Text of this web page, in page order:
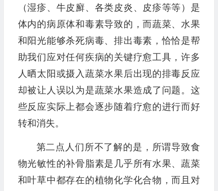
（湿疹、牛皮廯、各类皮炎、皮疹等等）是
体内的病原体和毒素导致的，而蔬菜、水果
和阳光能够杀死病毒、排出毒素，恰恰是帮
助我们应对任何疾病的关键疗愈工具，许多
人晒太阳或摄入蔬菜水果后出现的排毒反应
却被让人误以为是蔬菜水果造成了问题。这
些反应实际上都会逐步随着疗愈的进行而好
转和消失。
第二点人们所不了解的是，所谓导致食
物光敏性的补骨脂素是几乎所有水果、蔬菜
和叶草中都存在的植物化学化合物，而且对